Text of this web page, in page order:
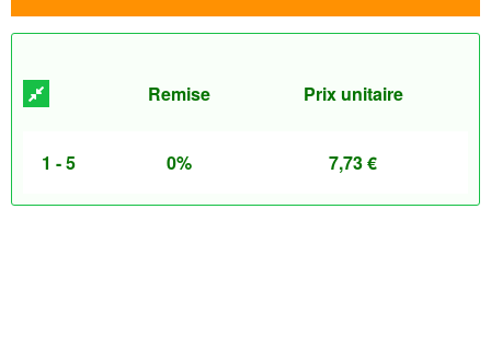
Remise Prix unitaire
1 - 5 0% 7,73€